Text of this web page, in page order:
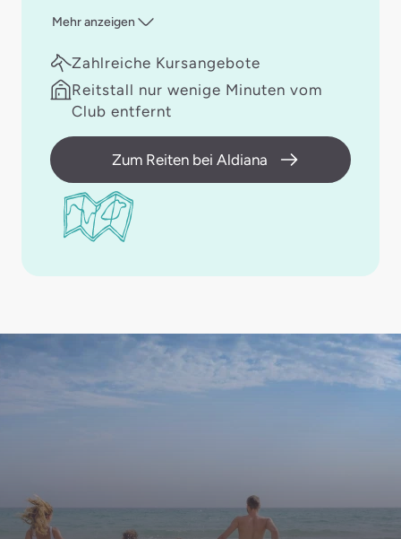
Mehr anzeigen
Zahlreiche Kursangebote
Reitstall nur wenige Minuten vom
Club entfernt
Zum Reiten bei Aldiana